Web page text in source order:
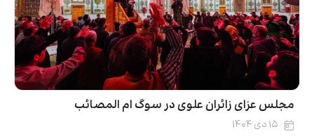
مجلس عزای زائران علوی در سوگ ام المصائب
۱۵ دی ۱۴۰۴